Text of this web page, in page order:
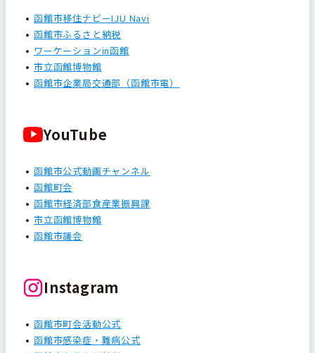
函館市移住ナビーIJU Navi
函館市ふるさと納税
ワーケーションin函館
市立函館博物館
函館市企業局交通部（函館市電）
YouTube
函館市公式動画チャンネル
函館町会
函館市経済部食産業振興課
市立函館博物館
函館市議会
Instagram
函館市町会活動公式
函館市感染症・難病公式